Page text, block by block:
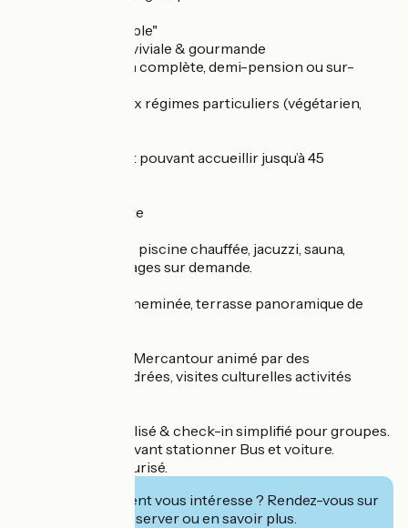
Restaurant "La Table"
Restauration conviviale & gourmande
Formules pension complète, demi-pension ou sur-
Menus adaptés aux régimes particuliers (végétarien,
Espace restaurant pouvant accueillir jusqu’à 45
Activités & détente
Espace bien-être : piscine chauffée, jacuzzi, sauna,
hammam et massages sur demande.
Bar lounge avec cheminée, terrasse panoramique de
La découverte du Mercantour animé par des
randonnées encadrées, visites culturelles activités
Accueil personnalisé & check-in simplifié pour groupes.
Parking privé pouvant stationner Bus et voiture.
Local ski/vélo sécurisé.
Cet établissement vous intéresse ? Rendez-vous sur
leur site pour réserver ou en savoir plus.